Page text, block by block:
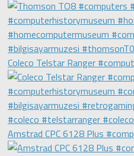
Coleco Telstar Ranger
Amstrad CPC 6128 Plus